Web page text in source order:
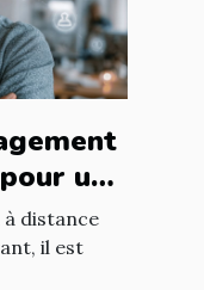
une
à distance
il est